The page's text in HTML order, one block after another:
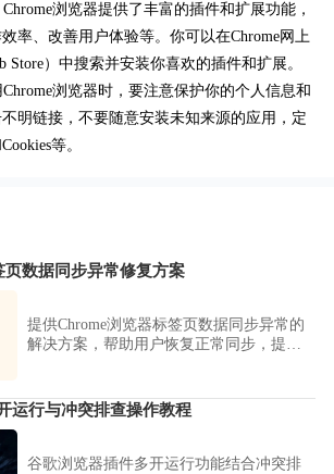
浏览器提供了丰富的插件和扩展功能，
率、改善用户体验等。你可以在Chrome网上
Store）中搜索并安装你喜欢的插件和扩展。
浏览器时，要注意保护你的个人信息和
明链接，不要随意安装未知来源的应用，定
等。
数据同步异常修复方案
提供Chrome浏览器标签页数据同步异常的
解决方案，帮助用户恢复正常同步，提高
运行与冲突排查操作教程
谷歌浏览器插件多开运行功能结合冲突排